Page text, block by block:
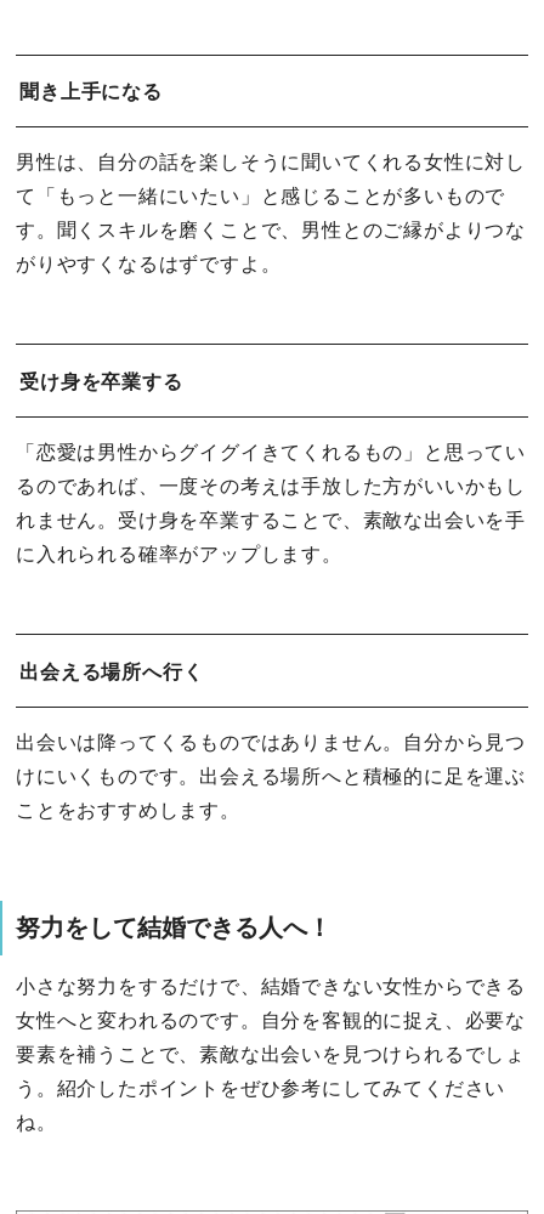
聞き上手になる
男性は、自分の話を楽しそうに聞いてくれる女性に対し
て「もっと一緒にいたい」と感じることが多いもので
す。聞くスキルを磨くことで、男性とのご縁がよりつな
がりやすくなるはずですよ。
受け身を卒業する
「恋愛は男性からグイグイきてくれるもの」と思ってい
るのであれば、一度その考えは手放した方がいいかもし
れません。受け身を卒業することで、素敵な出会いを手
に入れられる確率がアップします。
出会える場所へ行く
出会いは降ってくるものではありません。自分から見つ
けにいくものです。出会える場所へと積極的に足を運ぶ
ことをおすすめします。
努力をして結婚できる人へ！
小さな努力をするだけで、結婚できない女性からできる
女性へと変われるのです。自分を客観的に捉え、必要な
要素を補うことで、素敵な出会いを見つけられるでしょ
う。紹介したポイントをぜひ参考にしてみてください
ね。